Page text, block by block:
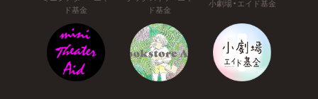
ド基金
ド基金
小劇場・エイド基金